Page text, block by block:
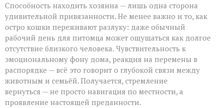
Способность находить хозяина — лишь одна сторона
удивительной привязанности. Не менее важно и то, как
остро кошки переживают разлуку: даже обычный
рабочий день для питомца может ощущаться как долгое
отсутствие близкого человека. Чувствительность к
эмоциональному фону дома, реакция на перемены в
распорядке — всё это говорит о глубокой связи между
животным и семьёй. Получается, стремление
вернуться — не просто навигация по местности, а
проявление настоящей преданности.